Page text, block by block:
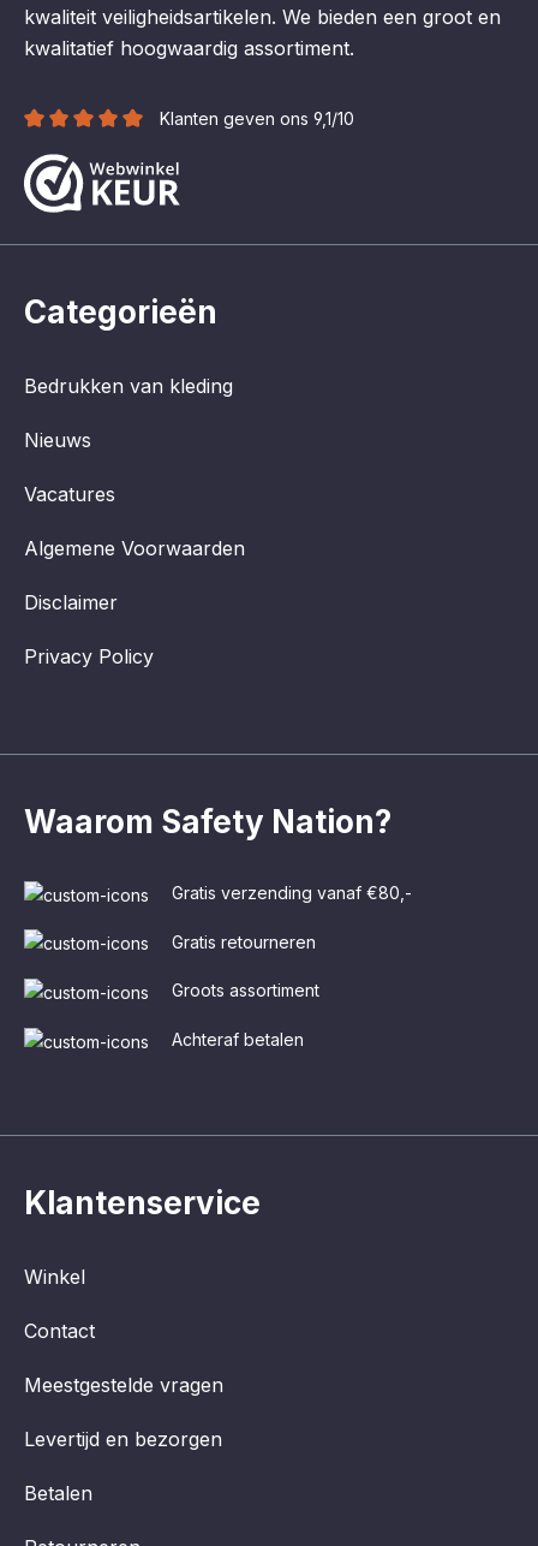
kwaliteit veiligheidsartikelen. We bieden een groot en
kwalitatief hoogwaardig assortiment.
Klanten geven ons 9,1/10
Klantenservice
Winkel
Contact
Meestgestelde vragen
Levertijd en bezorgen
Betalen
Waarom Safety Nation?
Gratis verzending vanaf €80,-
Gratis retourneren
Groots assortiment
Achteraf betalen
Categorieën
Bedrukken van kleding
Nieuws
Vacatures
Algemene Voorwaarden
Disclaimer
Privacy Policy